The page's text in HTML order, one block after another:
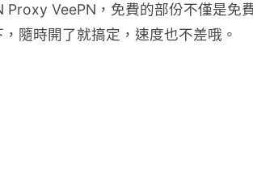
Proxy VeePN，免費的部份不僅是免
，隨時開了就搞定，速度也不差哦。